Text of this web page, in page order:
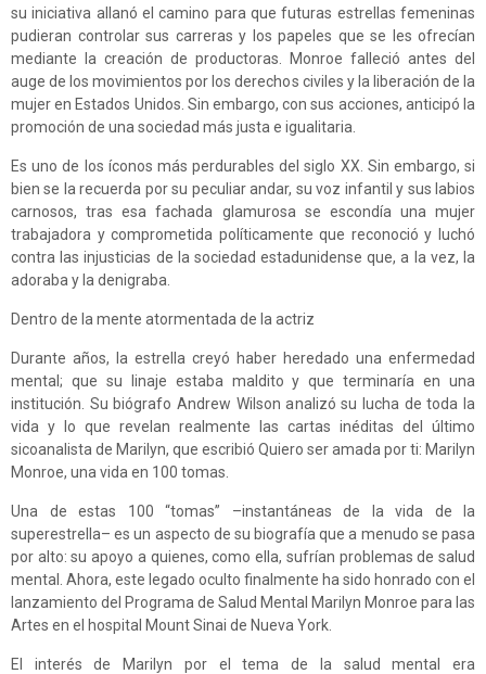
su iniciativa allanó el camino para que futuras estrellas femeninas
pudieran controlar sus carreras y los papeles que se les ofrecían
mediante la creación de productoras. Monroe falleció antes del
auge de los movimientos por los derechos civiles y la liberación de la
mujer en Estados Unidos. Sin embargo, con sus acciones, anticipó la
promoción de una sociedad más justa e igualitaria.
Es uno de los íconos más perdurables del siglo XX. Sin embargo, si
bien se la recuerda por su peculiar andar, su voz infantil y sus labios
carnosos, tras esa fachada glamurosa se escondía una mujer
trabajadora y comprometida políticamente que reconoció y luchó
contra las injusticias de la sociedad estadunidense que, a la vez, la
adoraba y la denigraba.
Dentro de la mente atormentada de la actriz
Durante años, la estrella creyó haber heredado una enfermedad
mental; que su linaje estaba maldito y que terminaría en una
institución. Su biógrafo Andrew Wilson analizó su lucha de toda la
vida y lo que revelan realmente las cartas inéditas del último
sicoanalista de Marilyn, que escribió Quiero ser amada por ti: Marilyn
Monroe, una vida en 100 tomas.
Una de estas 100 “tomas” –instantáneas de la vida de la
superestrella– es un aspecto de su biografía que a menudo se pasa
por alto: su apoyo a quienes, como ella, sufrían problemas de salud
mental. Ahora, este legado oculto finalmente ha sido honrado con el
lanzamiento del Programa de Salud Mental Marilyn Monroe para las
Artes en el hospital Mount Sinai de Nueva York.
El interés de Marilyn por el tema de la salud mental era